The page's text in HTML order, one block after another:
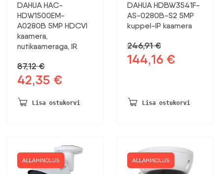
DAHUA HAC-
HDW1500EM-
A0280B 5MP HDCVI
kaamera,
nutikaameraga, IR
87,12€
Algne
oli:
42,35 €
on:
Lisa ostukorvi
DAHUA HDBW3541F-
AS-0280B-S2 5MP
kuppel-IP kaamera
246,91€
Algne
144,16 €
Lisa ostukorvi
ALLAHINDLUS ALLAHINDLUS